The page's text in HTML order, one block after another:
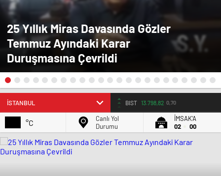
25 Yıllık Miras Davasında Gözler
Temmuz Ayındaki Karar
Duruşmasına Çevrildi
BIST 13.798,82 0,70
°C
Canlı Yol
Durumu
İMSAK'A
02
00